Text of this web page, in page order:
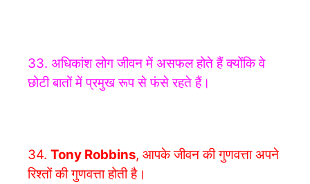
33. अधिकांश लोग जीवन में असफल होते हैं क्योंकि वे
छोटी बातों में प्रमुख रूप से फंसे रहते हैं।
34. Tony Robbins, आपके जीवन की गुणवत्ता अपने
रिश्तों की गुणवत्ता होती है।